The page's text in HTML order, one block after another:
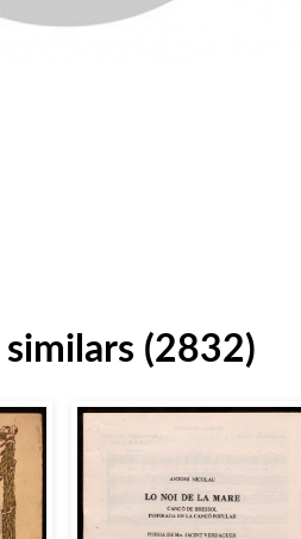
(2832)